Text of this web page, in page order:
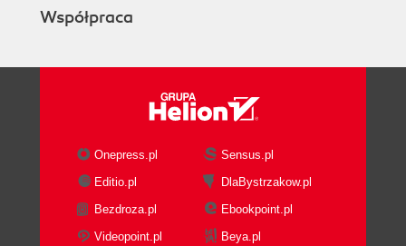
Współpraca
Onepress.pl
Sensus.pl
Editio.pl
DlaBystrzakow.pl
Bezdroza.pl
Ebookpoint.pl
Videopoint.pl
Beya.pl